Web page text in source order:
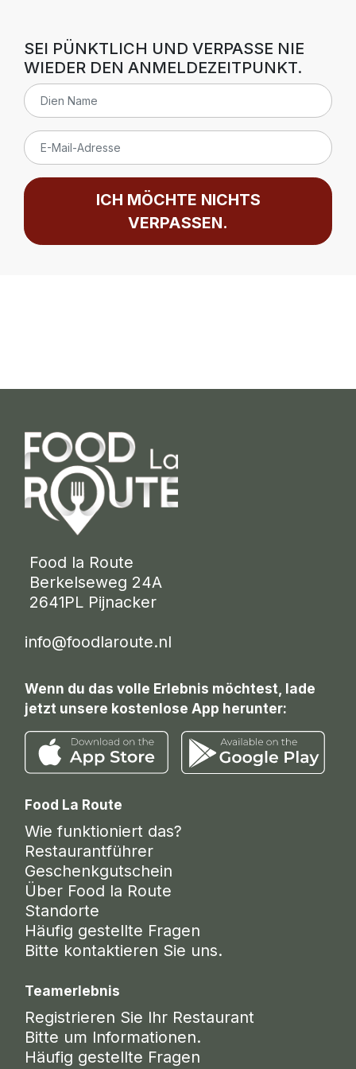
SEI PÜNKTLICH UND VERPASSE NIE
WIEDER DEN ANMELDEZEITPUNKT.
ICH MÖCHTE NICHTS
VERPASSEN.
Food la Route
Berkelseweg 24A
2641PL Pijnacker
info@foodlaroute.nl
Wenn du das volle Erlebnis möchtest, lade
jetzt unsere kostenlose App herunter:
Food La Route
Wie funktioniert das?
Restaurantführer
Geschenkgutschein
Über Food la Route
Standorte
Häufig gestellte Fragen
Bitte kontaktieren Sie uns.
Teamerlebnis
Registrieren Sie Ihr Restaurant
Bitte um Informationen.
Häufig gestellte Fragen